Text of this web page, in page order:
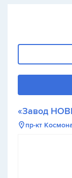
«Завод
пр-кт